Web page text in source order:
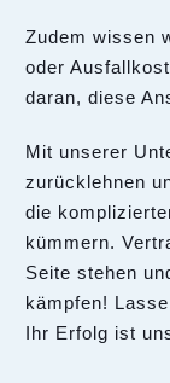
Zudem wissen
oder
daran, diese
Mit unserer
zurücklehnen
die
kümmern.
Seite stehen
kämpfen!
Ihr Erfolg ist